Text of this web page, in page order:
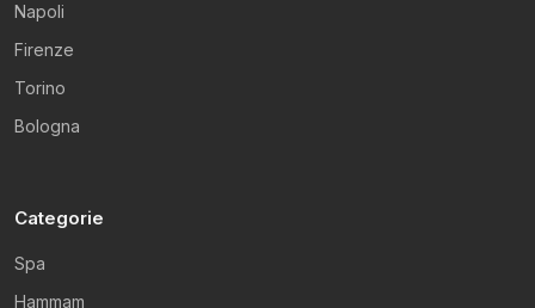
Napoli
Firenze
Torino
Bologna
Categorie
Spa
Hammam